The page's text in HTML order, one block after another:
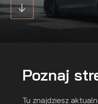
Poznaj
Tu znajdziesz